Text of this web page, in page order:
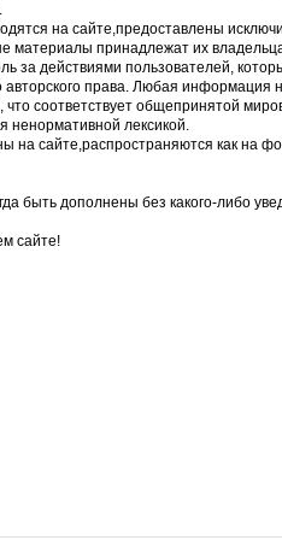
на сайте,предоставлены
материалы принадлежат их
за действиями пользователей,
права. Любая информация
что соответствует общепринятой
ненормативной лексикой.
на сайте,распространяются как на
быть дополнены без какого-либо
сайте!